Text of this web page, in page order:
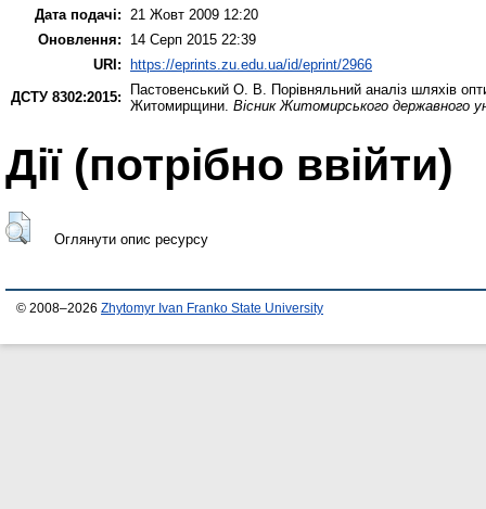
Дата подачі:
21 Жовт 2009 12:20
Оновлення:
14 Серп 2015 22:39
URI: https://eprints.zu.edu.ua/id/eprint/2966
ДСТУ 8302:2015:
Пастовенський О. В.
Порівняльний аналіз шляхів
Житомирщини. Вісник Житомирського державного
Дії ​​(потрібно ввійти)
Оглянути опис ресурсу
© 2008–2026 Zhytomyr Ivan Franko State University